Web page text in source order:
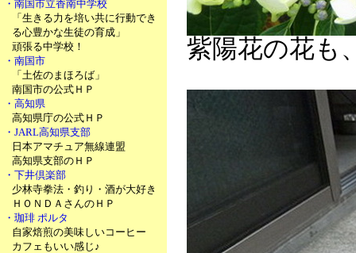
・南国市立香南中学校
「生きる力を培い共に行動でき
る心豊かな生徒の育成」
頑張る中学校！
・南国市
「土佐のまほろば」
南国市の公式ＨＰ
・高知県
高知県庁の公式ＨＰ
・JARL高知県支部
日本アマチュア無線連盟
高知県支部のＨＰ
・下井倶楽部
少林寺拳法・釣り・酒が大好き
ＨＯＮＤＡさんのＨＰ
・珈琲 ポルタ
自家焙煎の美味しいコーヒー
カフェもいい感じ♪
紫陽花の花も